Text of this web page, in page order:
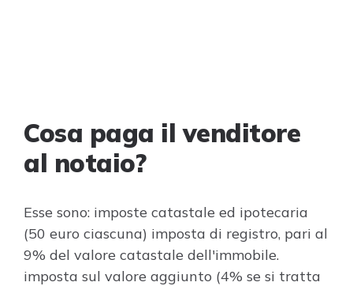
Cosa paga il venditore
al notaio?
Esse sono: imposte catastale ed ipotecaria
(50 euro ciascuna) imposta di registro, pari al
9% del valore catastale dell'immobile.
imposta sul valore aggiunto (4% se si tratta